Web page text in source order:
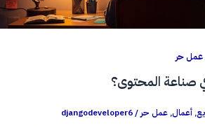
عمل حر
صناعة المحتوى؟
, أعمال, عمل حر /
djangodeveloper6